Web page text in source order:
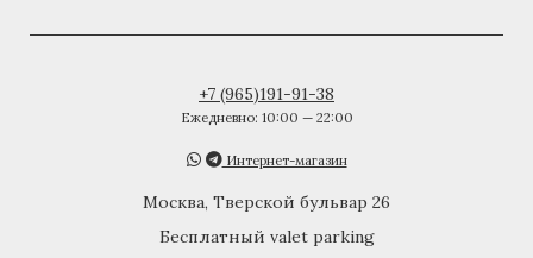
+7 (965)191-91-38
Ежедневно: 10:00 — 22:00
Интернет-магазин
Москва, Тверской бульвар 26
Бесплатный valet parking